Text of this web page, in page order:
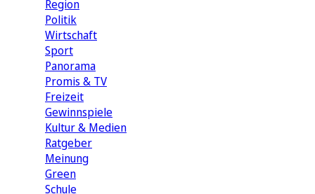
Region
Politik
Wirtschaft
Sport
Panorama
Promis & TV
Freizeit
Gewinnspiele
Kultur & Medien
Ratgeber
Meinung
Green
Schule